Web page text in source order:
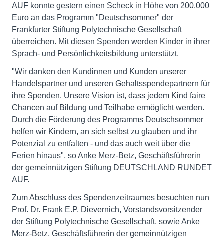
AUF konnte gestern einen Scheck in Höhe von 200.000
Euro an das Programm "Deutschsommer" der
Frankfurter Stiftung Polytechnische Gesellschaft
überreichen. Mit diesen Spenden werden Kinder in ihrer
Sprach- und Persönlichkeitsbildung unterstützt.
"Wir danken den Kundinnen und Kunden unserer
Handelspartner und unseren Gehaltsspendepartnern für
ihre Spenden. Unsere Vision ist, dass jedem Kind faire
Chancen auf Bildung und Teilhabe ermöglicht werden.
Durch die Förderung des Programms Deutschsommer
helfen wir Kindern, an sich selbst zu glauben und ihr
Potenzial zu entfalten - und das auch weit über die
Ferien hinaus", so Anke Merz-Betz, Geschäftsführerin
der gemeinnützigen Stiftung DEUTSCHLAND RUNDET
AUF.
Zum Abschluss des Spendenzeitraumes besuchten nun
Prof. Dr. Frank E.P. Dievernich, Vorstandsvorsitzender
der Stiftung Polytechnische Gesellschaft, sowie Anke
Merz-Betz, Geschäftsführerin der gemeinnützigen